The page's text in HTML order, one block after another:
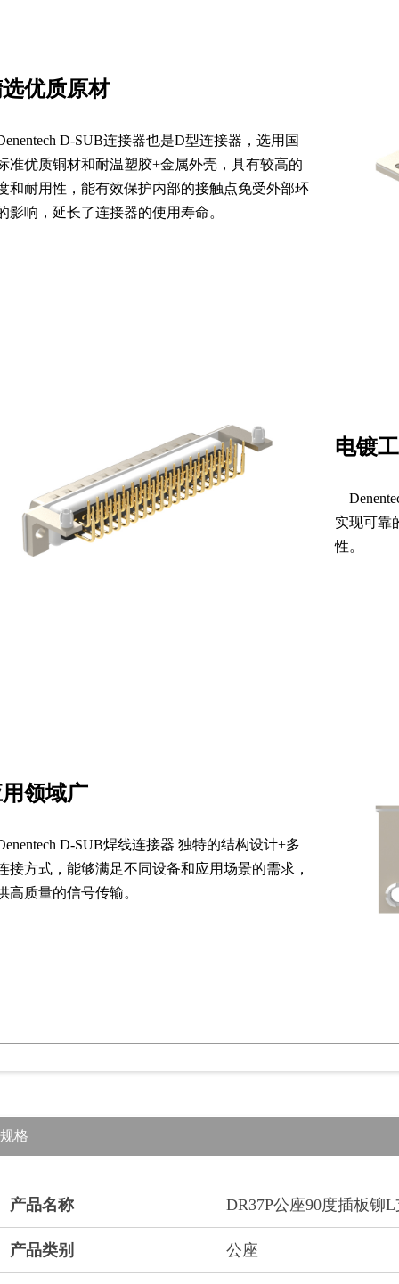
优质原材
D-SUB连接器也是D型连接器，选用国
准优质铜材和耐温塑胶+金属外壳，具有较高的
和耐用性，能有效保护内部的接触点免受外部环
影响，延长了连接器的使用寿命。
电镀
实现可靠
性。
领域广
D-SUB焊线连接器 独特的结构设计+多
接方式，能够满足不同设备和应用场景的需求，
高质量的信号传输。
格
产品名称 DR37P公座90度插板铆
产品类别 公座